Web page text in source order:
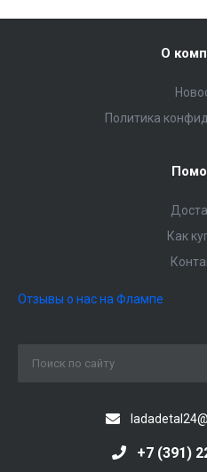
О
Политика
Как
Отзывы о нас на Флампе
+7 (391)